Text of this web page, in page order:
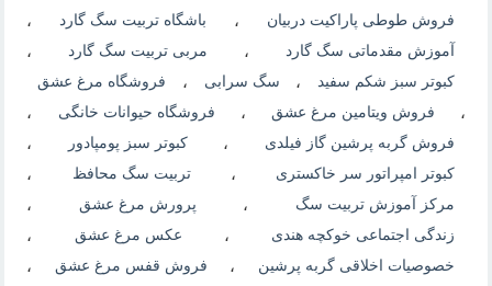
فروش طوطی پاراکیت دربیان ، باشگاه تربیت سگ گارد ،
آموزش مقدماتی سگ گارد ، مربی تربیت سگ گارد ،
کبوتر سبز شکم سفید ، سگ سرابی ، فروشگاه مرغ عشق
، فروش ویتامین مرغ عشق ، فروشگاه حیوانات خانگی ،
فروش گربه پرشین گاز فیلدی ، کبوتر سبز پومپادور ،
کبوتر امپراتور سر خاکستری ، تربیت سگ محافظ ،
مرکز آموزش تربیت سگ ، پرورش مرغ عشق ،
زندگی اجتماعی خوکچه هندی ، عکس مرغ عشق ،
خصوصیات اخلاقی گربه پرشین ، فروش قفس مرغ عشق ،